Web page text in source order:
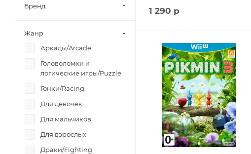
1 290 р
Бренд
Жанр
Аркады/Arcade
Головоломки и
логические игры/Puzzle
Гонки/Racing
Для девочек
Для мальчиков
Для взрослых
Драки/Fighting